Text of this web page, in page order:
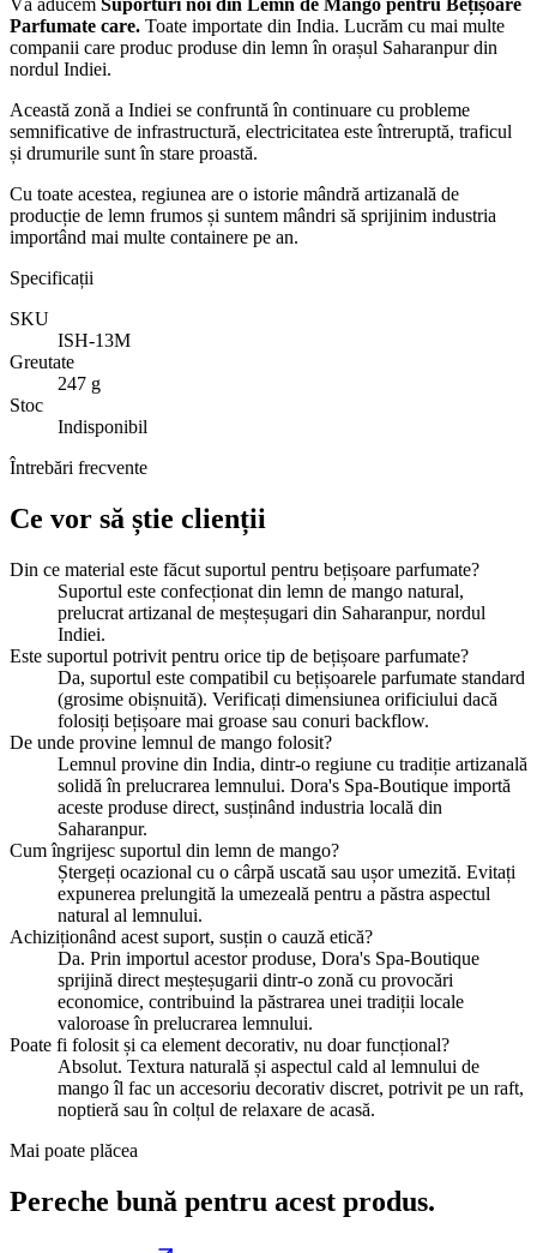
Parfumate care. Toate importate din India. Lucrăm cu mai multe
companii care produc produse din lemn în orașul Saharanpur din
nordul Indiei.
Această zonă a Indiei se confruntă în continuare cu probleme
semnificative de infrastructură, electricitatea este întreruptă, traficul
și drumurile sunt în stare proastă.
Cu toate acestea, regiunea are o istorie mândră artizanală de
producție de lemn frumos și suntem mândri să sprijinim industria
importând mai multe containere pe an.
Specificații
SKU
ISH-13M
Greutate
247 g
Stoc
Indisponibil
Întrebări frecvente
Ce vor să știe clienții
Din ce material este făcut suportul pentru bețișoare parfumate?
Suportul este confecționat din lemn de mango natural,
prelucrat artizanal de meșteșugari din Saharanpur, nordul
Indiei.
Este suportul potrivit pentru orice tip de bețișoare parfumate?
Da, suportul este compatibil cu bețișoarele parfumate standard
(grosime obișnuită). Verificați dimensiunea orificiului dacă
folosiți bețișoare mai groase sau conuri backflow.
De unde provine lemnul de mango folosit?
Lemnul provine din India, dintr-o regiune cu tradiție artizanală
solidă în prelucrarea lemnului. Dora's Spa-Boutique importă
aceste produse direct, susținând industria locală din
Saharanpur.
Cum îngrijesc suportul din lemn de mango?
Ștergeți ocazional cu o cârpă uscată sau ușor umezită. Evitați
expunerea prelungită la umezeală pentru a păstra aspectul
natural al lemnului.
Achiziționând acest suport, susțin o cauză etică?
Da. Prin importul acestor produse, Dora's Spa-Boutique
sprijină direct meșteșugarii dintr-o zonă cu provocări
economice, contribuind la păstrarea unei tradiții locale
valoroase în prelucrarea lemnului.
Poate fi folosit și ca element decorativ, nu doar funcțional?
Absolut. Textura naturală și aspectul cald al lemnului de
mango îl fac un accesoriu decorativ discret, potrivit pe un raft,
noptieră sau în colțul de relaxare de acasă.
Mai poate plăcea
Pereche bună pentru acest produs.